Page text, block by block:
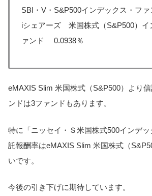
SBI・V・S&P500インデックス・フ
iシェアーズ 米国株式（S&P500）イ
ァンド 0.0938％
eMAXIS Slim 米国株式（S&P500）より
ンドは3ファンドもあります。
特に「ニッセイ・Ｓ⽶国株式500インデ
託報酬率はeMAXIS Slim 米国株式（
いです。
今後の引き下げに期待しています。